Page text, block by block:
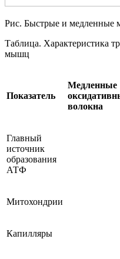
Рис. Быстрые и медленные
Таблица. Характеристика
мышц
Показатель
Медленные
волокна
Главный
источник
образования
АТФ
Митохондрии
Капилляры